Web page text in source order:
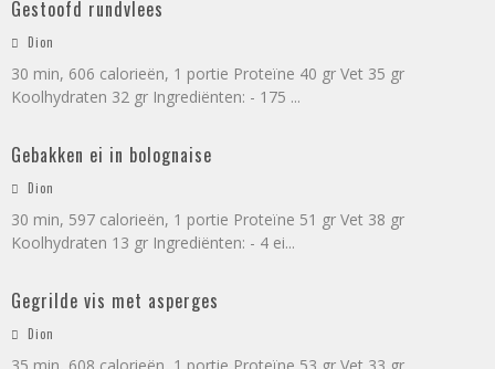
Gestoofd rundvlees
Dion
30 min, 606 calorieën, 1 portie Proteïne 40 gr Vet 35 gr
Koolhydraten 32 gr Ingrediënten: - 175 ...
Gebakken ei in bolognaise
Dion
30 min, 597 calorieën, 1 portie Proteïne 51 gr Vet 38 gr
Koolhydraten 13 gr Ingrediënten: - 4 ei...
Gegrilde vis met asperges
Dion